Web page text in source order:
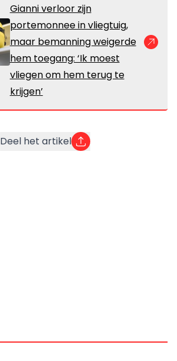
Gianni verloor zijn
portemonnee in vliegtuig,
maar bemanning weigerde
hem toegang: ‘Ik moest
vliegen om hem terug te
krijgen’
Deel het artikel